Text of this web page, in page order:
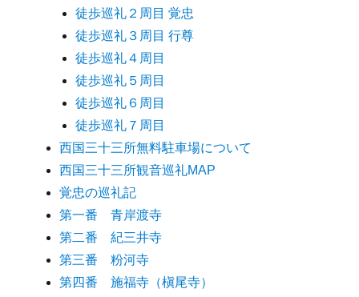
徒歩巡礼２周目 覚忠
徒歩巡礼３周目 行尊
徒歩巡礼４周目
徒歩巡礼５周目
徒歩巡礼６周目
徒歩巡礼７周目
西国三十三所無料駐車場について
西国三十三所観音巡礼MAP
覚忠の巡礼記
第一番 青岸渡寺
第二番 紀三井寺
第三番 粉河寺
第四番 施福寺（槇尾寺）